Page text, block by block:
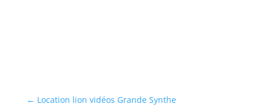
← Location lion vidéos Grande Synthe